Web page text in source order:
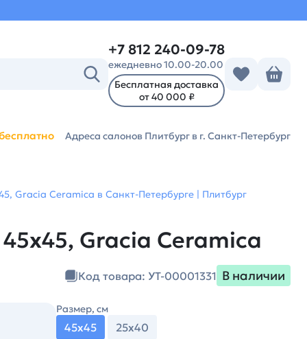
+7 812 240-09-78
ежедневно 10.00-20.00
Бесплатная доставка
от 40 000 ₽
Адреса салонов Плитбург в г. Санкт-Петербург
Gracia Ceramica в Санкт-Петербурге | Плитбург
Gracia Ceramica
Код товара: УТ-00001331 В наличии
Размер, см
45х45 25х40